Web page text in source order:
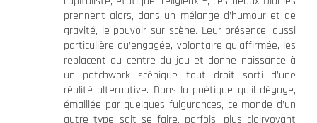
prennent alors, dans un mélange d’humour et de
gravité, le pouvoir sur scène. Leur présence, aussi
particulière qu’engagée, volontaire qu’affirmée, les
replacent au centre du jeu et donne naissance à
un patchwork scénique tout droit sorti d’une
réalité alternative. Dans la poétique qu’il dégage,
émaillée par quelques fulgurances, ce monde d’un
autre type sait se faire, parfois, plus clairvoyant